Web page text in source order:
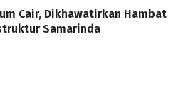
Cair, Dikhawatirkan Hambat
Samarinda